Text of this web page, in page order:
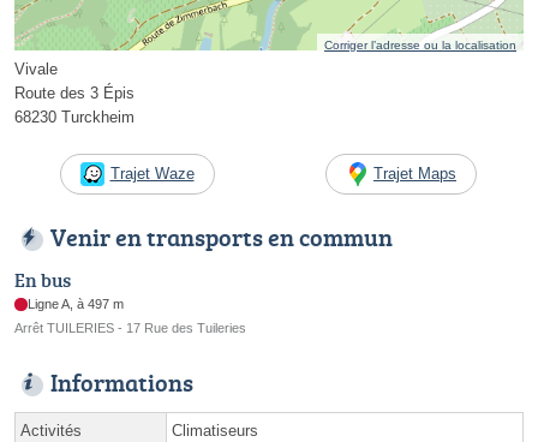
Corriger l’adresse ou la localisation
Vivale
Route des 3 Épis
68230 Turckheim
Trajet Waze Trajet Maps
Venir en transports en commun
En bus
Ligne A, à 497 m
Arrêt TUILERIES - 17 Rue des Tuileries
Informations
Activités Climatiseurs